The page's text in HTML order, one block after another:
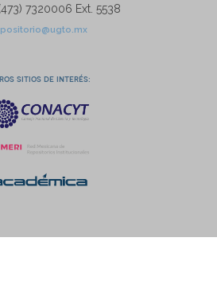
7320006 Ext. 5538
sitios de interés: